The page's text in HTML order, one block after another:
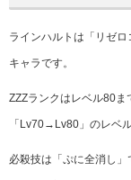
ラインハルトは「リゼ
キャラです。
ZZZランクはレベル80
「Lv70→Lv80」のレベ
必殺技は「ぷに全消し